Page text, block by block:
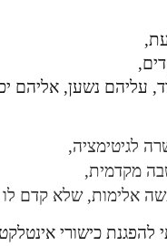
עליהם נשען, אליהם
לגיטימציה,
מקדמית,
אלימות, שלא קדם
כישורי